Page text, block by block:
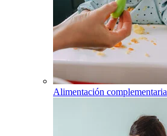
Alimentación complementaria